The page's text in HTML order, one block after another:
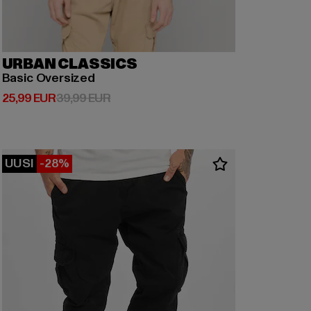
URBAN CLASSICS
Basic Oversized
25,99 EUR
Ajankohtainen hinta: 25,99 EUR
39,99 EURKampanjahinta: 39,99 EUR
UUSI -28%